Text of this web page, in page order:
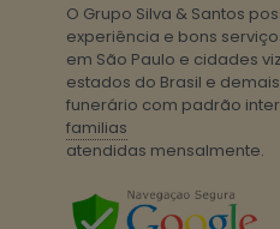
O Grupo Silva & Santos
experiência e bons
em São Paulo e cidades
estados do Brasil e
funerário com padrão
familias
atendidas mensalmente.